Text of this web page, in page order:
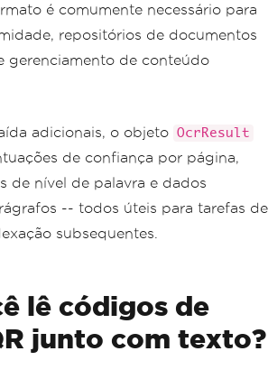
é comumente necessário para
repositórios de documentos
gerenciamento de conteúdo
adicionais, o objeto OcrResult
de confiança por página,
de nível de palavra e dados
-- todos úteis para tarefas de
subsequentes.
lê códigos de
junto com texto?